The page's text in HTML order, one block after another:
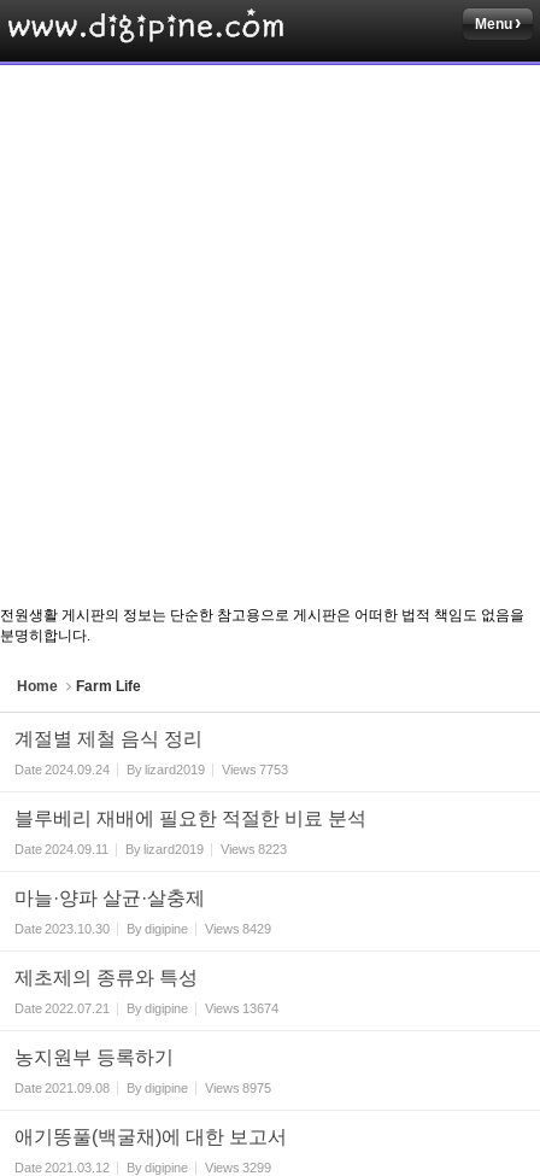
Menu
전원생활 게시판의 정보는 단순한 참고용으로 게시판은 어떠한 법적 책임도 없음을
분명히합니다.
Home Farm Life
계절별 제철 음식 정리
Date2024.09.24 Bylizard2019 Views 7753
블루베리 재배에 필요한 적절한 비료 분석
Date2024.09.11 Bylizard2019 Views 8223
마늘·양파 살균·살충제
Date2023.10.30 Bydigipine Views 8429
제초제의 종류와 특성
Date2022.07.21 Bydigipine Views 13674
농지원부 등록하기
Date2021.09.08 Bydigipine Views 8975
애기똥풀(백굴채)에 대한 보고서
Date2021.03.12 Bydigipine Views 3299
Sketchbook5, 스케치북5